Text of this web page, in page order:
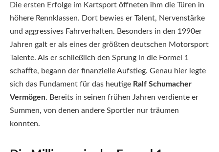
Die ersten Erfolge im Kartsport öffneten ihm die Türen in
höhere Rennklassen. Dort bewies er Talent, Nervenstärke
und aggressives Fahrverhalten. Besonders in den 1990er
Jahren galt er als eines der größten deutschen Motorsport
Talente. Als er schließlich den Sprung in die Formel 1
schaffte, begann der finanzielle Aufstieg. Genau hier legte
sich das Fundament für das heutige Ralf Schumacher
Vermögen. Bereits in seinen frühen Jahren verdiente er
Summen, von denen andere Sportler nur träumen
konnten.